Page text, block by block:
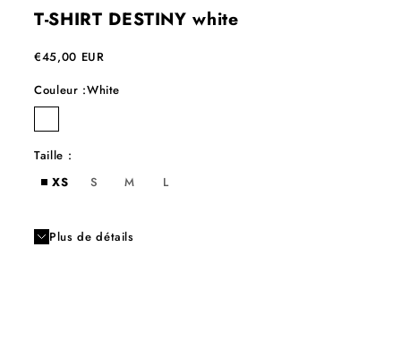
T-SHIRT DESTINY white
Prix de vente
€45,00 EUR
Couleur :White
white
Taille :
XS
S M L
Plus de détails